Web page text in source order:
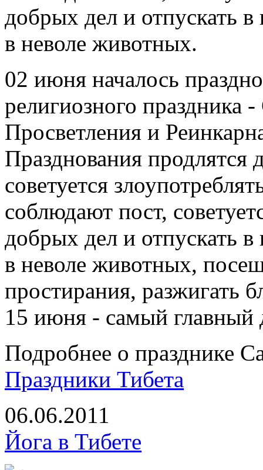
02 июня началось
религиозного праздника
Просветления и
Празднования
советуется
соблюдают пост,
добрых дел и отпускать
в неволе животных,
простирания, разжигать
15 июня - самый главный
Подробнее о празднике
Праздники Тибета
06.06.2011
Йога в Тибете